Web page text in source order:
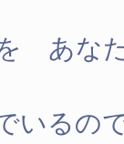
を あな
いるの